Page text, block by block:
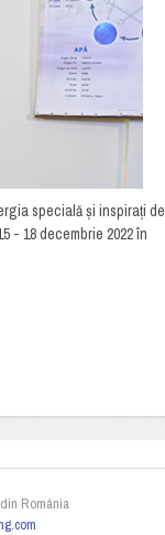
specială și inspirați de
- 18 decembrie 2022 în
România